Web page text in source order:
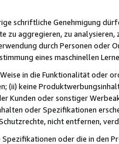
schriftliche Genehmigung
zu aggregieren, zu
durch Personen
eines maschinellen
in die Funktionalität oder
(ii) keine
Kunden oder sonstiger
oder Spezifikationen
nicht entfernen,
Spezifikationen oder die in